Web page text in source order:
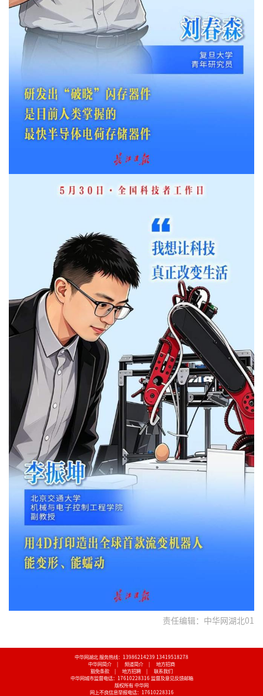
责任编辑：中华网湖北01
中华网湖北 服务热线：13986214239 13419518278
中华网简介
| 频道简介 |
地方招商
豁免条款
| 地方招聘 |
联系我们
中华网城市监督电话：17610228316 监督及意见反馈邮箱
版权所有 中华网
网上不良信息举报电话：17610228316